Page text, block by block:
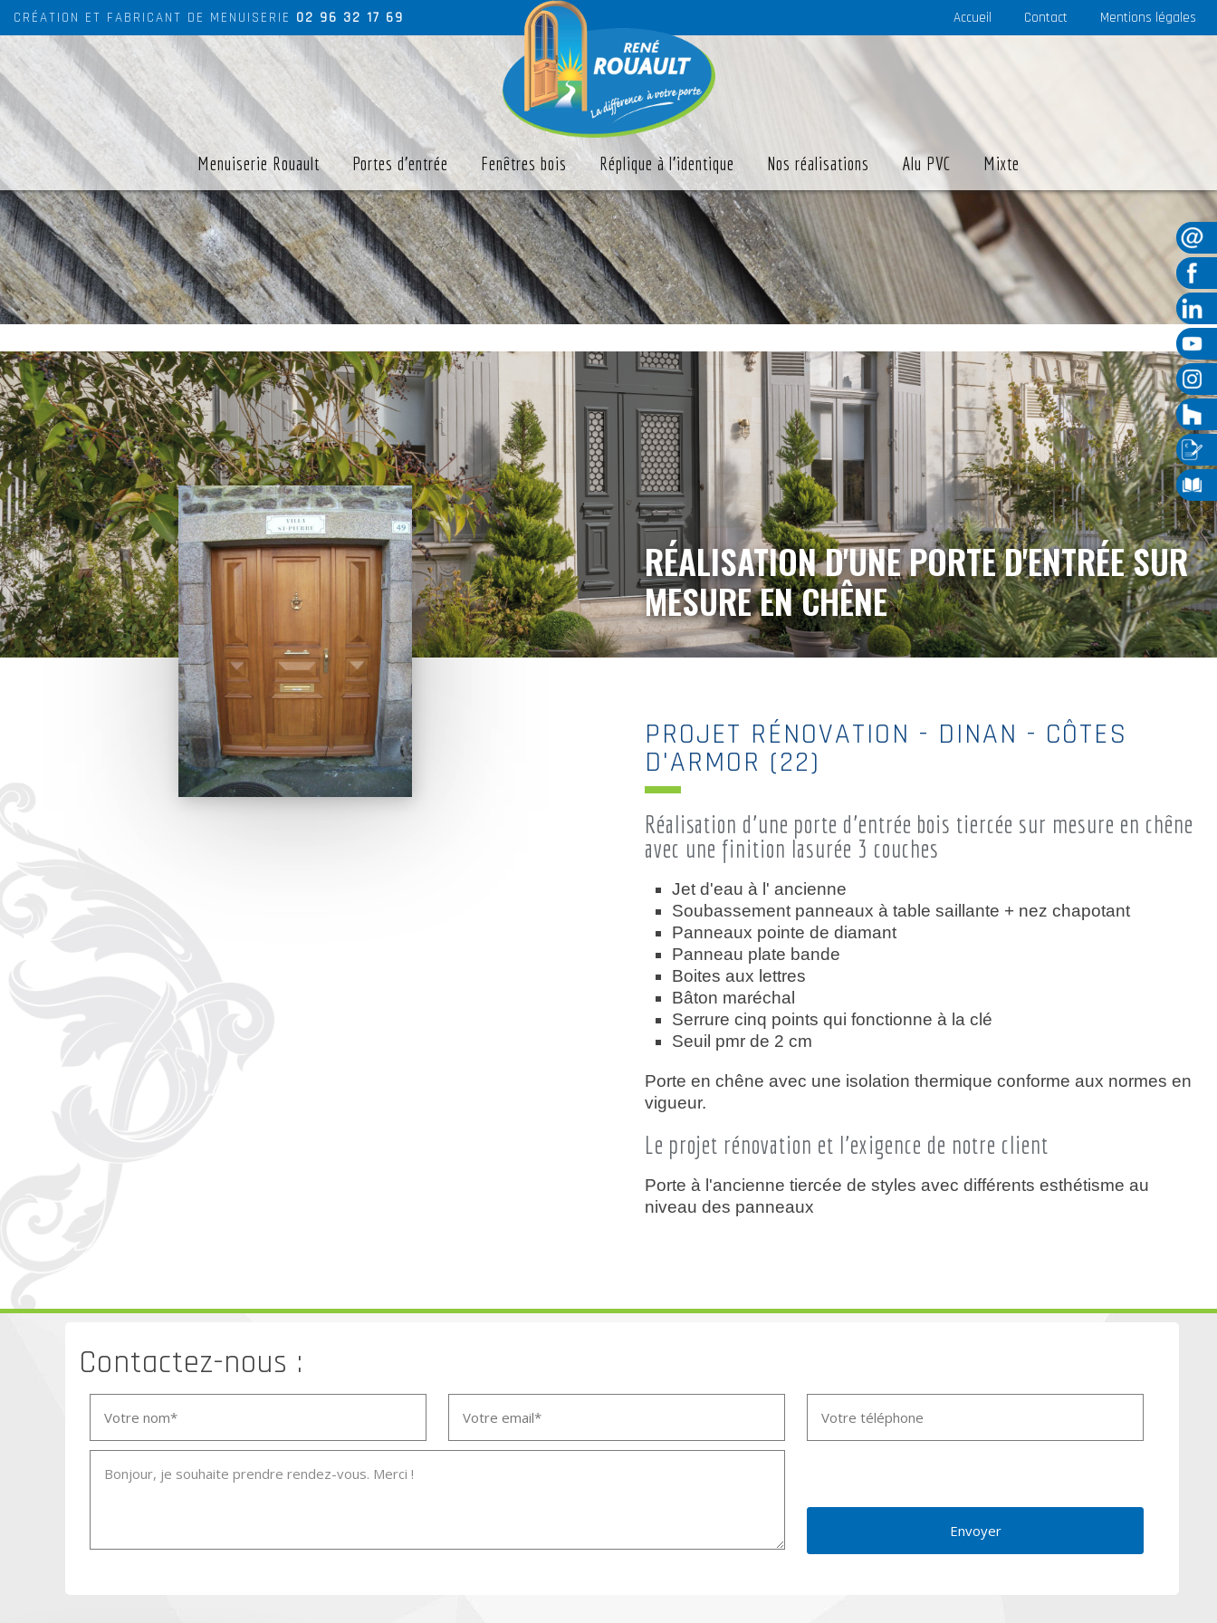
CRÉATION ET FABRICANT DE MENUISERIE 02 96 32 17 69
Menuiserie Rouault Portes d'entrée Fenêtres bois Réplique à l'identique Nos réalisations Alu PVC Mixte
Accueil Contact Mentions légales
RÉALISATION D'UNE PORTE D'ENTRÉE SUR
MESURE EN CHÊNE
PROJET RÉNOVATION - DINAN - CÔTES
D'ARMOR (22)
Réalisation d'une porte d'entrée bois tiercée sur mesure en chêne
avec une finition lasurée 3 couches
Jet d'eau à l' ancienne
Soubassement panneaux à table saillante + nez chapotant
Panneaux pointe de diamant
Panneau plate bande
Boites aux lettres
Bâton maréchal
Serrure cinq points qui fonctionne à la clé
Seuil pmr de 2 cm
Porte en chêne avec une isolation thermique conforme aux normes en
vigueur.
Le projet rénovation et l'exigence de notre client
Porte à l'ancienne tiercée de styles avec différents esthétisme au
niveau des panneaux
Contactez-nous :